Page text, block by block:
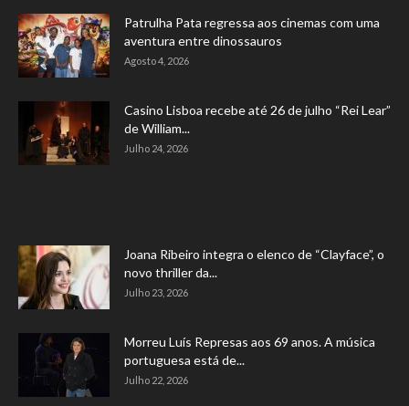
Patrulha Pata regressa aos cinemas com uma
aventura entre dinossauros
Agosto 4, 2026
Casino Lisboa recebe até 26 de julho “Rei Lear”
de William...
Julho 24, 2026
Joana Ribeiro integra o elenco de “Clayface”, o
novo thriller da...
Julho 23, 2026
Morreu Luís Represas aos 69 anos. A música
portuguesa está de...
Julho 22, 2026